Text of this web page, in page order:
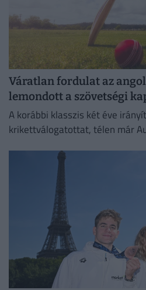
Váratlan fordulat az
lemondott a szövetségi
A korábbi klasszis két éve
krikettválogatottat, télen már